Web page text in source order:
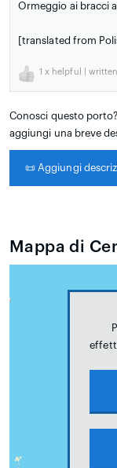
Ormeggio ai bracci a
[translated from
1 x helpful |
Conosci questo
aggiungi una breve
📜 Aggiungi
Mappa di